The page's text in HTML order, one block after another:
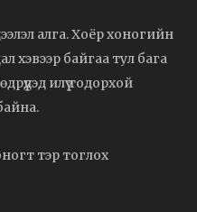
алга. Хоёр хоногийн
хэвээр байгаа тул бага
илүү тодорхой
тэр тоглох